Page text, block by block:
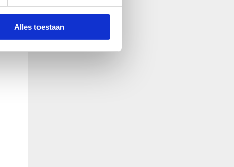
Alles toestaan